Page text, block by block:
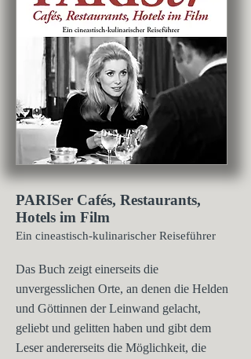
PARISer Cafés, Restaurants,
Hotels im Film
Ein cineastisch-kulinarischer Reiseführer
Das Buch zeigt einerseits die
unvergesslichen Orte, an denen die Helden
und Göttinnen der Leinwand gelacht,
geliebt und gelitten haben und gibt dem
Leser andererseits die Möglichkeit, die